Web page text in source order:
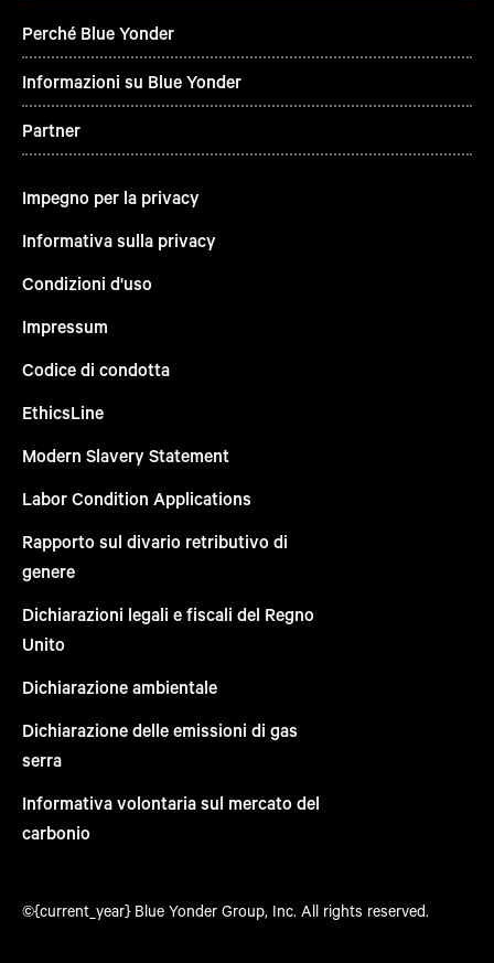
Perché Blue Yonder
Informazioni su Blue Yonder
Partner
Impegno per la privacy
Informativa sulla privacy
Condizioni d'uso
Impressum
Codice di condotta
EthicsLine
Modern Slavery Statement
Labor Condition Applications
Rapporto sul divario retributivo di
genere
Dichiarazioni legali e fiscali del Regno
Unito
Dichiarazione ambientale
Dichiarazione delle emissioni di gas
serra
Informativa volontaria sul mercato del
carbonio
©{current_year} Blue Yonder Group, Inc. All rights reserved.